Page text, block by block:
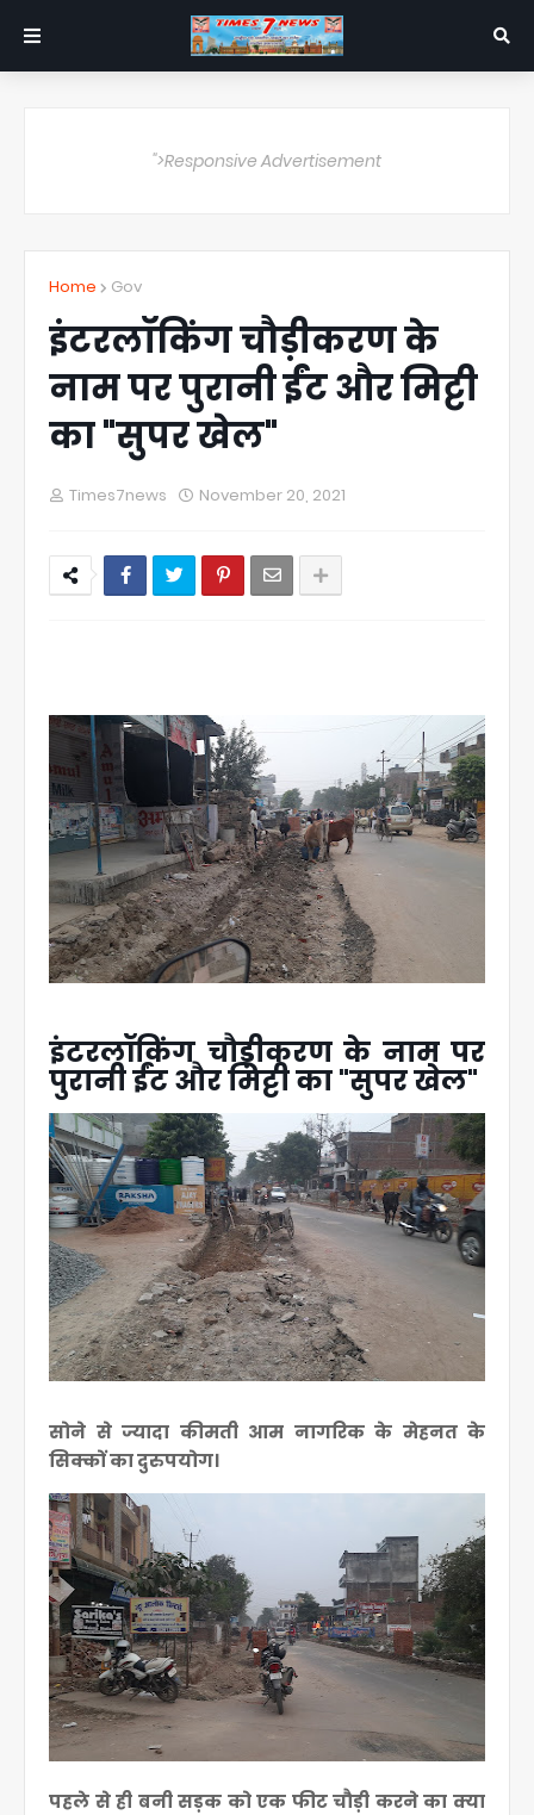
">Responsive Advertisement
Home Gov
इंटरलॉकिंग चौड़ीकरण के
नाम पर पुरानी ईंट और मिट्टी
का "सुपर खेल"
Times7news November 20, 2021
इंटरलॉकिंग चौड़ीकरण के नाम पर
पुरानी ईंट और मिट्टी का "सुपर खेल"
सोने से ज्यादा कीमती आम नागरिक के मेहनत के
सिक्कों का दुरुपयोग।
पहले से ही बनी सड़क को एक फीट चौड़ी करने का क्या